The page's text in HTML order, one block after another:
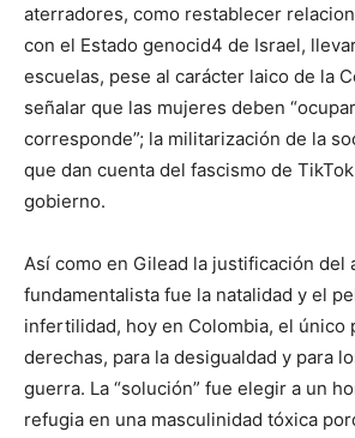
aterradores, como restablecer
con el Estado genocid4 de Israel,
escuelas, pese al carácter laico de la
señalar que las mujeres deben
corresponde”; la militarización de la
que dan cuenta del fascismo de
gobierno.
Así como en Gilead la justificación del
fundamentalista fue la natalidad y el
infertilidad, hoy en Colombia, el único
derechas, para la desigualdad y para
guerra. La “solución” fue elegir a un
refugia en una masculinidad tóxica